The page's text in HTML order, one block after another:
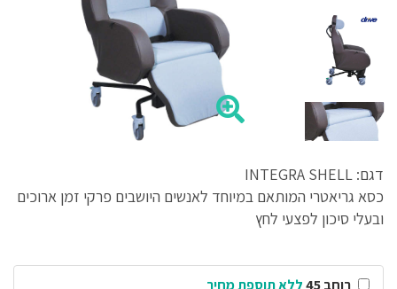
דגם: INTEGRA SHELL
כסא גריאטרי המותאם במיוחד לאנשים היושבים פרקי זמן ארוכים
ובעלי סיכון לפצעי לחץ
רוחב 45 ללא תוספת מחיר